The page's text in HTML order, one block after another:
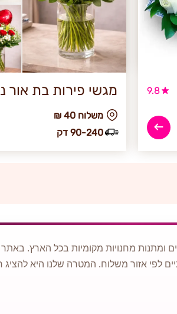
9.8 מגשי פירות בת אור
₪ משלוח 40
90-240 דק
ומתנות מחנויות מקומיות בכל הארץ.
לפי אזור משלוח. המטרה שלנו היא